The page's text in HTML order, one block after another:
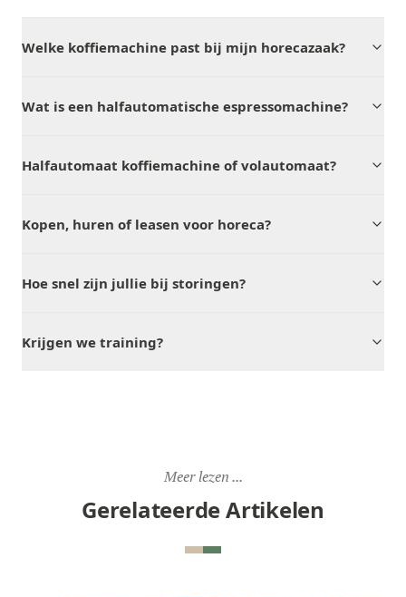
Welke koffiemachine past bij mijn horecazaak?
Wat is een halfautomatische espressomachine?
Halfautomaat koffiemachine of volautomaat?
Kopen, huren of leasen voor horeca?
Hoe snel zijn jullie bij storingen?
Krijgen we training?
Meer lezen ...
Gerelateerde Artikelen